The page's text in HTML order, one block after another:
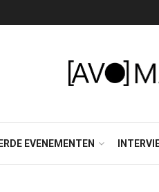
EVENEMENTEN